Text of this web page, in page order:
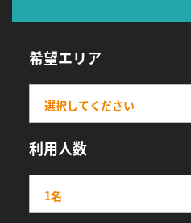
希望エリア
利用人数